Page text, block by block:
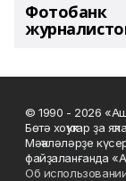
Фотобанк
© 1990 - 2026
Бөтә хоҡуҡтар ҙа
Мәҡәләләрҙе
файҙаланғанда
Об